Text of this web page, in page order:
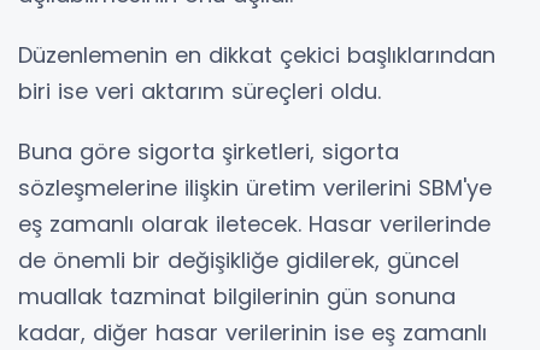
Düzenlemenin en dikkat çekici başlıklarından
biri ise veri aktarım süreçleri oldu.
Buna göre sigorta şirketleri, sigorta
sözleşmelerine ilişkin üretim verilerini SBM'ye
eş zamanlı olarak iletecek. Hasar verilerinde
de önemli bir değişikliğe gidilerek, güncel
muallak tazminat bilgilerinin gün sonuna
kadar, diğer hasar verilerinin ise eş zamanlı